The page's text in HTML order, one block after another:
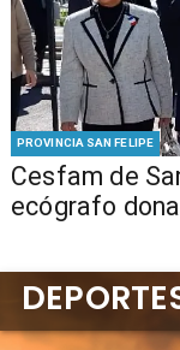
PROVINCIA SAN FELIPE
Cesfam de
ecógrafo